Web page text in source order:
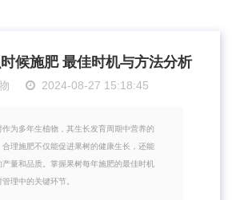
候施肥 最佳时机与方法分析
2024-08-27 15:18:45
作为多年生植物，其生长发育周期中营养的
合理施肥不仅能促进果树的健康生长，还能
产量和品质。掌握果树每年施肥的最佳时机
理中的关键环节。